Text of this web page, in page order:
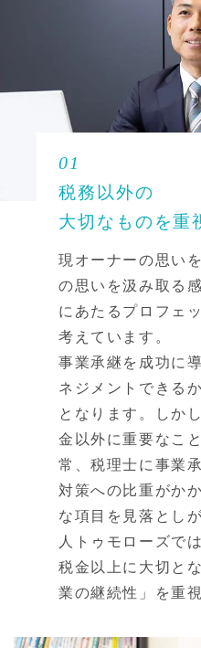
01
税務以外の
大切なものを重
現オーナーの思い
の思いを汲み取る
にあたるプロフェ
考えています。
事業承継を成功に
ネジメントできる
となります。しか
金以外に重要なこ
常、税理士に事業
対策への比重がか
な項目を見落とし
人トゥモローズで
税金以上に大切と
業の継続性」を重